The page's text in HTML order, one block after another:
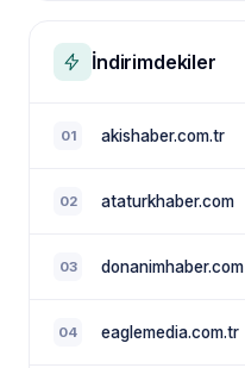
İndirimdekiler
01 akishaber.com.tr
02 ataturkhaber.com
03 donanimhaber.com
04 eaglemedia.com.tr